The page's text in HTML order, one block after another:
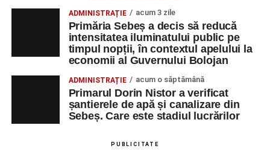
denumirea posturilor vacante din Săsciori, și datele de
contact ale angajatorilor, precum numere de telefon și
adrese de e-mail, pentru ca persoanele interesate să
poată solicita detalii despre condițiile de angajare,
Mai jos puteți consulta lista completă a locurilor de
muncă disponibile în comuna Săsciori la data de 4
august 2026, precum și datele de contact ale
ADMINISTRAȚIE acum 3 zile
Primăria Sebeș a decis să reducă
intensitatea iluminatului public pe
timpul nopții, în contextul apelului la
economii al Guvernului Bolojan
ADMINISTRAȚIE acum o săptămână
Primarul Dorin Nistor a verificat
șantierele de apă și canalizare din
Sebeș. Care este stadiul lucrărilor
PUBLICITATE